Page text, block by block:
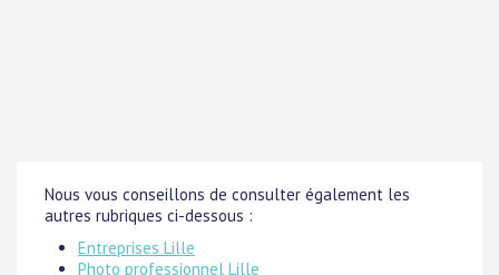
Nous vous conseillons de consulter également les
autres rubriques ci-dessous :
Entreprises Lille
Photo professionnel Lille